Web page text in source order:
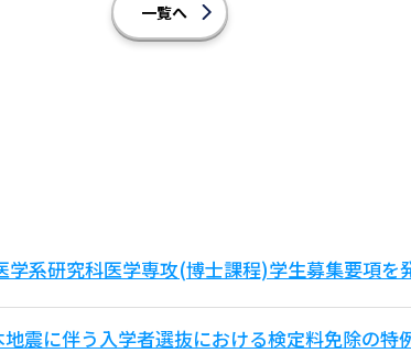
一覧へ
学系研究科医学専攻(博士課程)学生募集要項を
震に伴う入学者選抜における検定料免除の特